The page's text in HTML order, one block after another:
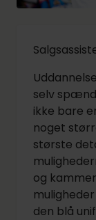
selv
ikke bare
noget
største
og
den blå